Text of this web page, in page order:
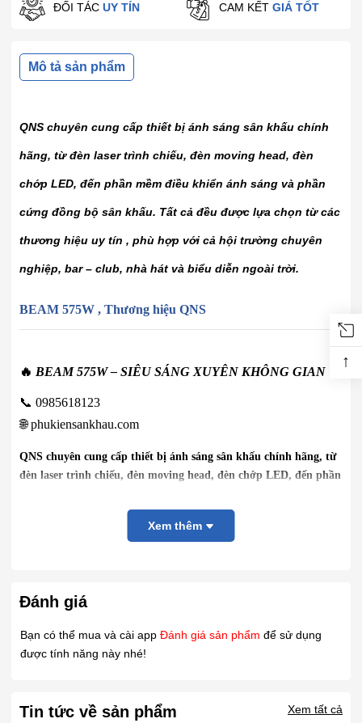
ĐỐI TÁC UY TÍN CAM KẾT GIÁ TỐT
Mô tả sản phẩm
QNS chuyên cung cấp thiết bị ánh sáng sân khấu chính
hãng, từ đèn laser trình chiếu, đèn moving head, đèn
chớp LED, đến phần mềm điều khiển ánh sáng và phần
cứng đồng bộ sân khấu. Tất cả đều được lựa chọn từ các
thương hiệu uy tín , phù hợp với cả hội trường chuyên
nghiệp, bar – club, nhà hát và biểu diễn ngoài trời.
BEAM 575W , Thương hiệu QNS
🔥 BEAM 575W – SIÊU SÁNG XUYÊN KHÔNG GIAN
📞 0985618123
🌐phukiensankhau.com
QNS chuyên cung cấp thiết bị ánh sáng sân khấu chính hãng, từ
đèn laser trình chiếu, đèn moving head, đèn chớp LED, đến phần
đều được lựa chọn từ các thương hiệu uy tín , phù hợp với cả hội
trường chuyên nghiệp, bar – club, nhà hát và biểu diễn ngoài
💡 GIỚI THIỆU SẢN PHẨM
chuyên nghiệp, sử dụng bóng 5R siêu sáng, phù hợp cho:
Bar / Club / DJ
Xem thêm
Đánh giá
Bạn có thể mua và cài app Đánh giá sản phẩm để sử dụng
được tính năng này nhé!
Tin tức về sản phẩm Xem tất cả
↑